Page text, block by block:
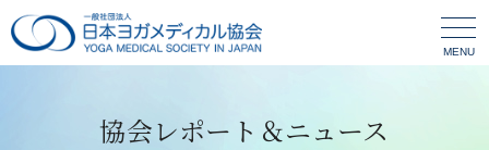
MENU
協会レポート＆ニュース